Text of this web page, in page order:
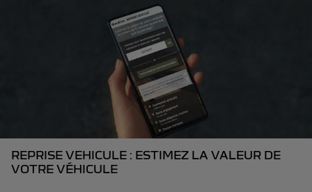
REPRISE VEHICULE : ESTIMEZ LA VALEUR DE
VOTRE VÉHICULE